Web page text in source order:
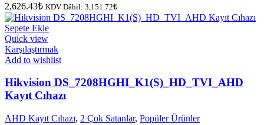
2,626.43₺ KDV Dâhil: 3,151.72₺
Sepete Ekle
Quick view
Karşılaştırmak
Add to wishlist
Hikvision DS_7208HGHI_K1(S)_HD_TVI_AHD
Kayıt Cıhazı
AHD Kayıt Cıhazı, 2 Çok Satanlar, Popüler Ürünler